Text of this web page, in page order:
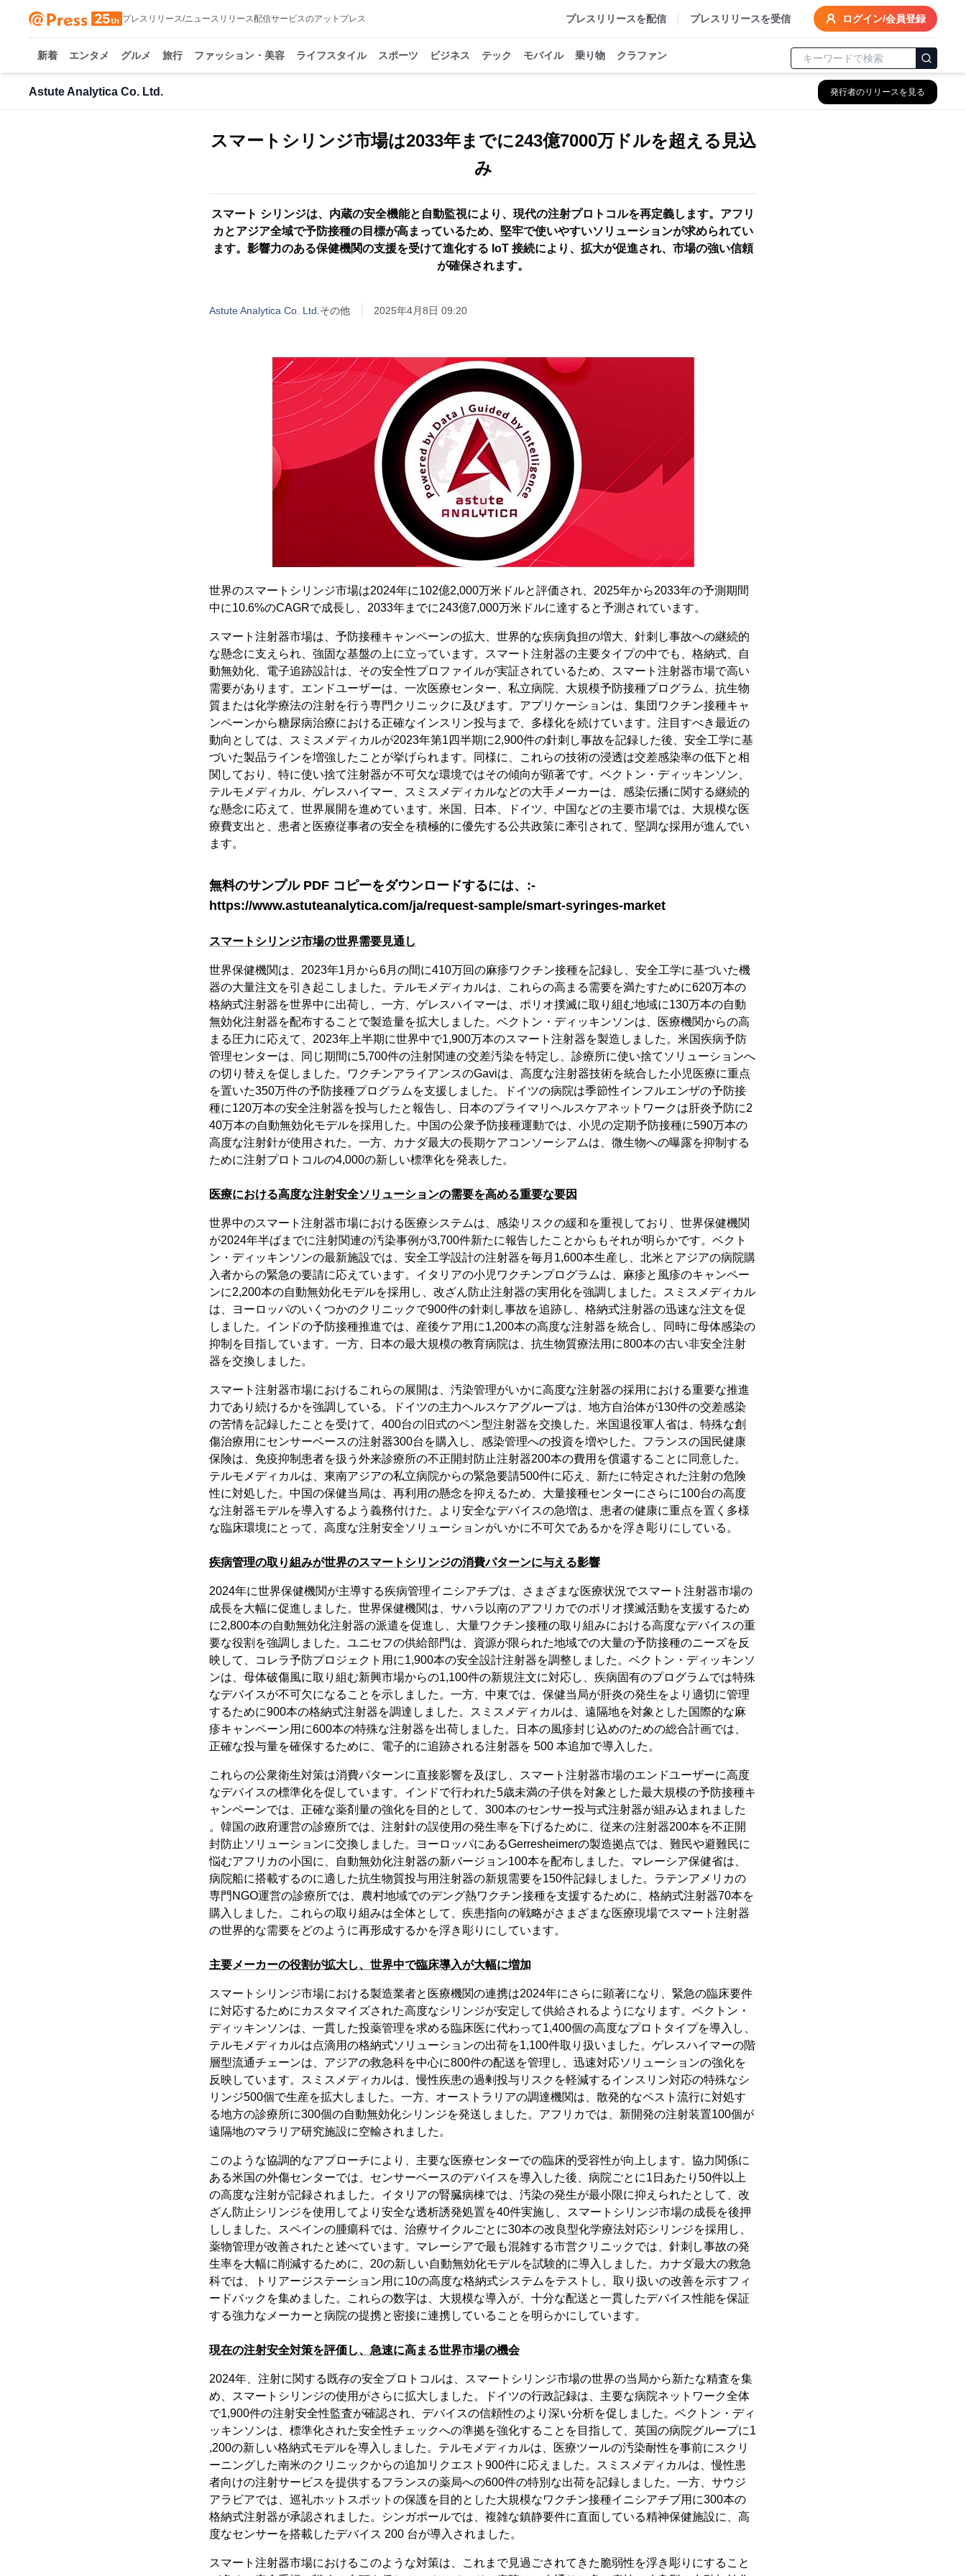
プレスリリース/ニュースリリース配信サービスのアットプレス プレスリリースを配信 プレスリリースを受信 ログイン/会員登録
新着 エンタメ グルメ 旅行 ファッション・美容 ライフスタイル スポーツ ビジネス テック モバイル 乗り物 クラファン
Astute Analytica Co. Ltd. 発行者のリリースを見る
スマートシリンジ市場は2033年までに243億7000万ドルを超える見込
み
スマート シリンジは、内蔵の安全機能と自動監視により、現代の注射プロトコルを再定義します。アフリ
カとアジア全域で予防接種の目標が高まっているため、堅牢で使いやすいソリューションが求められてい
ます。影響力のある保健機関の支援を受けて進化する IoT 接続により、拡大が促進され、市場の強い信頼
が確保されます。
Astute Analytica Co. Ltd. その他 2025年4月8日 09:20
世界のスマートシリンジ市場は2024年に102億2,000万米ドルと評価され、2025年から2033年の予測期間
中に10.6%のCAGRで成長し、2033年までに243億7,000万米ドルに達すると予測されています。
スマート注射器市場は、予防接種キャンペーンの拡大、世界的な疾病負担の増大、針刺し事故への継続的
な懸念に支えられ、強固な基盤の上に立っています。スマート注射器の主要タイプの中でも、格納式、自
動無効化、電子追跡設計は、その安全性プロファイルが実証されているため、スマート注射器市場で高い
需要があります。エンドユーザーは、一次医療センター、私立病院、大規模予防接種プログラム、抗生物
質または化学療法の注射を行う専門クリニックに及びます。アプリケーションは、集団ワクチン接種キャ
ンペーンから糖尿病治療における正確なインスリン投与まで、多様化を続けています。注目すべき最近の
動向としては、スミスメディカルが2023年第1四半期に2,900件の針刺し事故を記録した後、安全工学に基
づいた製品ラインを増強したことが挙げられます。同様に、これらの技術の浸透は交差感染率の低下と相
関しており、特に使い捨て注射器が不可欠な環境ではその傾向が顕著です。ベクトン・ディッキンソン、
テルモメディカル、ゲレスハイマー、スミスメディカルなどの大手メーカーは、感染伝播に関する継続的
な懸念に応えて、世界展開を進めています。米国、日本、ドイツ、中国などの主要市場では、大規模な医
療費支出と、患者と医療従事者の安全を積極的に優先する公共政策に牽引されて、堅調な採用が進んでい
ます。
無料のサンプル PDF コピーをダウンロードするには、:-
https://www.astuteanalytica.com/ja/request-sample/smart-syringes-market
スマートシリンジ市場の世界需要見通し
世界保健機関は、2023年1月から6月の間​​に410万回の麻疹ワクチン接種を記録し、安全工学に基づいた機
器の大量注文を引き起こしました。テルモメディカルは、これらの高まる需要を満たすために620万本の
格納式注射器を世界中に出荷し、一方、ゲレスハイマーは、ポリオ撲滅に取り組む地域に130万本の自動
無効化注射器を配布することで製造量を拡大しました。ベクトン・ディッキンソンは、医療機関からの高
まる圧力に応えて、2023年上半期に世界中で1,900万本のスマート注射器を製造しました。米国疾病予防
管理センターは、同じ期間に5,700件の注射関連の交差汚染を特定し、診療所に使い捨てソリューションへ
の切り替えを促しました。ワクチンアライアンスのGaviは、高度な注射器技術を統合した小児医療に重点
を置いた350万件の予防接種プログラムを支援しました。ドイツの病院は季節性インフルエンザの予防接
種に120万本の安全注射器を投与したと報告し、日本のプライマリヘルスケアネットワークは肝炎予防に2
40万本の自動無効化モデルを採用した。中国の公衆予防接種運動では、小児の定期予防接種に590万本の
高度な注射針が使用された。一方、カナダ最大の長期ケアコンソーシアムは、微生物への曝露を抑制する
ために注射プロトコルの4,000の新しい標準化を発表した。
医療における高度な注射安全ソリューションの需要を高める重要な要因
世界中のスマート注射器市場における医療システムは、感染リスクの緩和を重視しており、世界保健機関
が2024年半ばまでに注射関連の汚染事例が3,700件新たに報告したことからもそれが明らかです。ベクト
ン・ディッキンソンの最新施設では、安全工学設計の注射器を毎月1,600本生産し、北米とアジアの病院購
入者からの緊急の要請に応えています。イタリアの小児ワクチンプログラムは、麻疹と風疹のキャンペー
ンに2,200本の自動無効化モデルを採用し、改ざん防止注射器の実用化を強調しました。スミスメディカル
は、ヨーロッパのいくつかのクリニックで900件の針刺し事故を追跡し、格納式注射器の迅速な注文を促
しました。インドの予防接種推進では、産後ケア用に1,200本の高度な注射器を統合し、同時に母体感染の
抑制を目指しています。一方、日本の最大規模の教育病院は、抗生物質療法用に800本の古い非安全注射
器を交換しました。
スマート注射器市場におけるこれらの展開は、汚染管理がいかに高度な注射器の採用における重要な推進
力であり続けるかを強調している。ドイツの主力ヘルスケアグループは、地方自治体が130件の交差感染
の苦情を記録したことを受けて、400台の旧式のペン型注射器を交換した。米国退役軍人省は、特殊な創
傷治療用にセンサーベースの注射器300台を購入し、感染管理への投資を増やした。フランスの国民健康
保険は、免疫抑制患者を扱う外来診療所の不正開封防止注射器200本の費用を償還することに同意した。
テルモメディカルは、東南アジアの私立病院からの緊急要請500件に応え、新たに特定された注射の危険
性に対処した。中国の保健当局は、再利用の懸念を抑えるため、大量接種センターにさらに100台の高度
な注射器モデルを導入するよう義務付けた。より安全なデバイスの急増は、患者の健康に重点を置く多様
な臨床環境にとって、高度な注射安全ソリューションがいかに不可欠であるかを浮き彫りにしている。
疾病管理の取り組みが世界のスマートシリンジの消費パターンに与える影響
2024年に世界保健機関が主導する疾病管理イニシアチブは、さまざまな医療状況でスマート注射器市場の
成長を大幅に促進しました。世界保健機関は、サハラ以南のアフリカでのポリオ撲滅活動を支援するため
に2,800本の自動無効化注射器の派遣を促進し、大量ワクチン接種の取り組みにおける高度なデバイスの重
要な役割を強調しました。ユニセフの供給部門は、資源が限られた地域での大量の予防接種のニーズを反
映して、コレラ予防プロジェクト用に1,900本の安全設計注射器を調整しました。ベクトン・ディッキンソ
ンは、母体破傷風に取り組む新興市場からの1,100件の新規注文に対応し、疾病固有のプログラムでは特殊
なデバイスが不可欠になることを示しました。一方、中東では、保健当局が肝炎の発生をより適切に管理
するために900本の格納式注射器を調達しました。スミスメディカルは、遠隔地を対象とした国際的な麻
疹キャンペーン用に600本の特殊な注射器を出荷しました。日本の風疹封じ込めのための総合計画では、
正確な投与量を確保するために、電子的に追跡される注射器を 500 本追加で導入した。
これらの公衆衛生対策は消費パターンに直接影響を及ぼし、スマート注射器市場のエンドユーザーに高度
なデバイスの標準化を促しています。インドで行われた5歳未満の子供を対象とした最大規模の予防接種キ
ャンペーンでは、正確な薬剤量の強化を目的として、300本のセンサー投与式注射器が組み込まれました
。韓国の政府運営の診療所では、注射針の誤使用の発生率を下げるために、従来の注射器200本を不正開
封防止ソリューションに交換しました。ヨーロッパにあるGerresheimerの製造拠点では、難民や避難民に
悩むアフリカの小国に、自動無効化注射器の新バージョン100本を配布しました。マレーシア保健省は、
病院船に搭載するのに適した抗生物質投与用注射器の新規需要を150件記録しました。ラテンアメリカの
専門NGO運営の診療所では、農村地域でのデング熱ワクチン接種を支援するために、格納式注射器70本を
購入しました。これらの取り組みは全体として、疾患指向の戦略がさまざまな医療現場でスマート注射器
の世界的な需要をどのように再形成するかを浮き彫りにしています。
主要メーカーの役割が拡大し、世界中で臨床導入が大幅に増加
スマートシリンジ市場における製造業者と医療機関の連携は2024年にさらに顕著になり、緊急の臨床要件
に対応するためにカスタマイズされた高度なシリンジが安定して供給されるようになります。ベクトン・
ディッキンソンは、一貫した投薬管理を求める臨床医に代わって1,400個の高度なプロトタイプを導入し、
テルモメディカルは点滴用の格納式ソリューションの出荷を1,100件取り扱いました。ゲレスハイマーの階
層型流通チェーンは、アジアの救急科を中心に800件の配送を管理し、迅速対応ソリューションの強化を
反映しています。スミスメディカルは、慢性疾患の過剰投与リスクを軽減するインスリン対応の特殊なシ
リンジ500個で生産を拡大しました。一方、オーストラリアの調達機関は、散発的なペスト流行に対処す
る地方の診療所に300個の自動無効化シリンジを発送しました。アフリカでは、新開発の注射装置100個が
遠隔地のマラリア研究施設に空輸されました。
このような協調的なアプローチにより、主要な医療センターでの臨床的受容性が向上します。協力関係に
ある米国の外傷センターでは、センサーベースのデバイスを導入した後、病院ごとに1日あたり50件以上
の高度な注射が記録されました。イタリアの腎臓病棟では、汚染の発生が最小限に抑えられたとして、改
ざん防止シリンジを使用してより安全な透析誘発処置を40件実施し、スマートシリンジ市場の成長を後押
ししました。スペインの腫瘍科では、治療サイクルごとに30本の改良型化学療法対応シリンジを採用し、
薬物管理が改善されたと述べています。マレーシアで最も混雑する市営クリニックでは、針刺し事故の発
生率を大幅に削減するために、20の新しい自動無効化モデルを試験的に導入しました。カナダ最大の救急
科では、トリアージステーション用に10の高度な格納式システムをテストし、取り扱いの改善を示すフィ
ードバックを集めました。これらの数字は、大規模な導入が、十分な配送と一貫したデバイス性能を保証
する強力なメーカーと病院の提携と密接に連携していることを明らかにしています。
現在の注射安全対策を評価し、急速に高まる世界市場の機会
2024年、注射に関する既存の安全プロトコルは、スマートシリンジ市場の世界の当局から新たな精査を集
め、スマートシリンジの使用がさらに拡大しました。ドイツの行政記録は、主要な病院ネットワーク全体
で1,900件の注射安全性監査が確認され、デバイスの信頼性のより深い分析を促しました。ベクトン・ディ
ッキンソンは、標準化された安全性チェックへの準拠を強化することを目指して、英国の病院グループに1
,200の新しい格納式モデルを導入しました。テルモメディカルは、医療ツールの汚染耐性を事前にスクリ
ーニングした南米のクリニックからの追加リクエスト900件に応えました。スミスメディカルは、慢性患
者向けの注射サービスを提供するフランスの薬局への600件の特別な出荷を記録しました。一方、サウジ
アラビアでは、巡礼ホットスポットの保護を目的とした大規模なワクチン接種イニシアチブ用に300本の
格納式注射器が承認されました。シンガポールでは、複雑な鎮静要件に直面している精神保健施設に、高
度なセンサーを搭載したデバイス 200 台が導入されました。
スマート注射器市場におけるこのような対策は、これまで見過ごされてきた脆弱性を浮き彫りにすること